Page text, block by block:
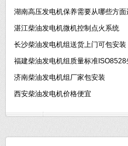
湖南高压发电机保养需要从哪些方面
湛江柴油发电机微机控制点火系统
长沙柴油发电机组送货上门可包安装
福建柴油发电机组质量标准
济南柴油发电机组厂家包安装
西安柴油发电机价格便宜